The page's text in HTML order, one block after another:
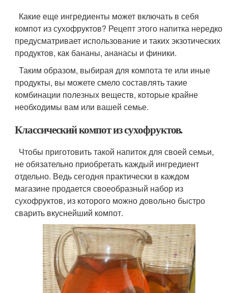
Какие еще ингредиенты может включать в себя
компот из сухофруктов? Рецепт этого напитка нередко
предусматривает использование и таких экзотических
продуктов, как бананы, ананасы и финики.
Таким образом, выбирая для компота те или иные
продукты, вы можете смело составлять такие
комбинации полезных веществ, которые крайне
необходимы вам или вашей семье.
Классический компот из сухофруктов.
Чтобы приготовить такой напиток для своей семьи,
не обязательно приобретать каждый ингредиент
отдельно. Ведь сегодня практически в каждом
магазине продается своеобразный набор из
сухофруктов, из которого можно довольно быстро
сварить вкуснейший компот.